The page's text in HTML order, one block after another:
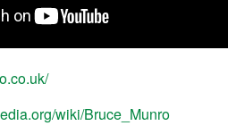
wiki/Bruce_Munro